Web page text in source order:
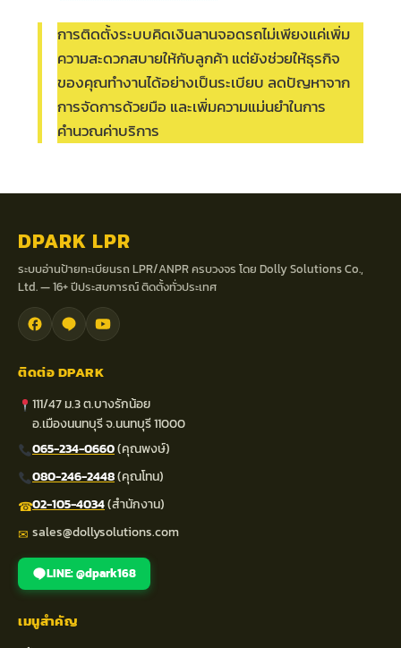
การติดตั้งระบบคิดเงินลานจอดรถไม่เพียงแค่เพิ่ม
ความสะดวกสบายให้กับลูกค้า แต่ยังช่วยให้ธุรกิจ
ของคุณทำงานได้อย่างเป็นระเบียบ ลดปัญหาจาก
การจัดการด้วยมือ และเพิ่มความแม่นยำในการ
คำนวณค่าบริการ
DPARK LPR
ระบบอ่านป้ายทะเบียนรถ LPR/ANPR ครบวงจร โดย Dolly Solutions Co.,
Ltd. — 16+ ปีประสบการณ์ ติดตั้งทั่วประเทศ
ติดต่อ DPARK
111/47 ม.3 ต.บางรักน้อย
อ.เมืองนนทบุรี จ.นนทบุรี 11000
065-234-0660(คุณพงษ์)
080-246-2448(คุณโทน)
☎02-105-4034(สำนักงาน)
✉ sales@dollysolutions.com
LINE: @dpark168
เมนูสำคัญ